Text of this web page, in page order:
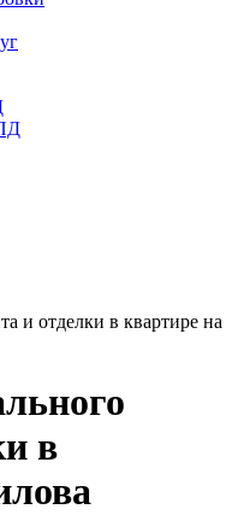
и отделки в квартире на
в